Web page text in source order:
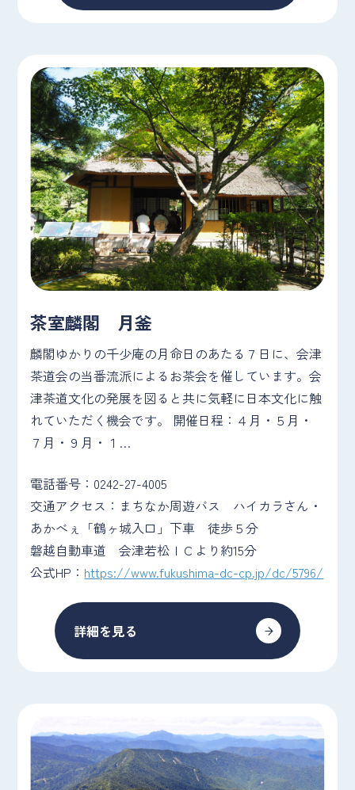
茶室麟閣 月釜
麟閣ゆかりの千少庵の月命日のあたる７日に、会津
茶道会の当番流派によるお茶会を催しています。会
津茶道文化の発展を図ると共に気軽に日本文化に触
れていただく機会です。 開催日程：４月・５月・
７月・９月・１…
電話番号：0242-27-4005
交通アクセス：まちなか周遊バス ハイカラさん・
あかべぇ「鶴ヶ城入口」下車 徒歩５分
磐越自動車道 会津若松ＩＣより約15分
公式HP： https://www.fukushima-dc-cp.jp/dc/5796/
詳細を見る